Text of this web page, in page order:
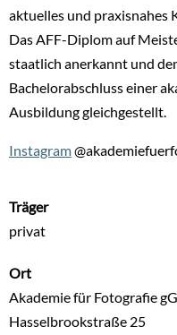
aktuelles und praxisnahes
Das AFF-Diplom auf
staatlich anerkannt und
Bachelorabschluss einer
Ausbildung gleichgestellt.
Instagram
Träger
privat
Ort
Akademie für Fotografie
Hasselbrookstraße 25